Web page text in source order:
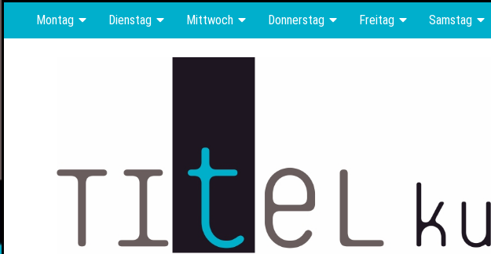
Montag Dienstag Mittwoch Donnerstag Freitag Samstag